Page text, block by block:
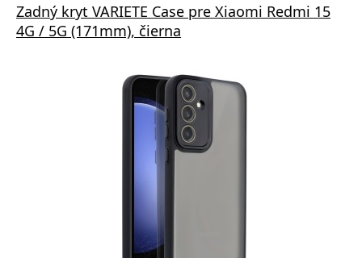
Zadný kryt VARIETE Case pre Xiaomi Redmi 15
4G / 5G (171mm), čierna